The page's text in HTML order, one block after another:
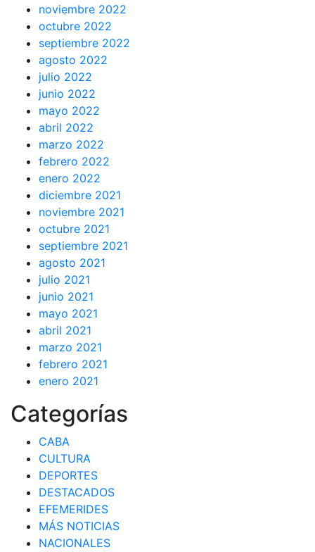
noviembre 2022
octubre 2022
septiembre 2022
agosto 2022
julio 2022
junio 2022
mayo 2022
abril 2022
marzo 2022
febrero 2022
enero 2022
diciembre 2021
noviembre 2021
octubre 2021
septiembre 2021
agosto 2021
julio 2021
junio 2021
mayo 2021
abril 2021
marzo 2021
febrero 2021
enero 2021
Categorías
CABA
CULTURA
DEPORTES
DESTACADOS
EFEMERIDES
MÁS NOTICIAS
NACIONALES